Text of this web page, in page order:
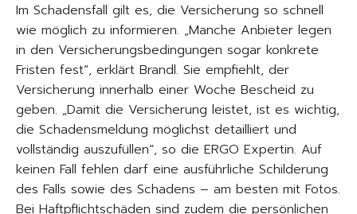
Im Schadensfall gilt es, die Versicherung so schnell
wie möglich zu informieren. „Manche Anbieter legen
in den Versicherungsbedingungen sogar konkrete
Fristen fest“, erklärt Brandl. Sie empfiehlt, der
Versicherung innerhalb einer Woche Bescheid zu
geben. „Damit die Versicherung leistet, ist es wichtig,
die Schadensmeldung möglichst detailliert und
vollständig auszufüllen“, so die ERGO Expertin. Auf
keinen Fall fehlen darf eine ausführliche Schilderung
des Falls sowie des Schadens – am besten mit Fotos.
Bei Haftpflichtschäden sind zudem die persönlichen